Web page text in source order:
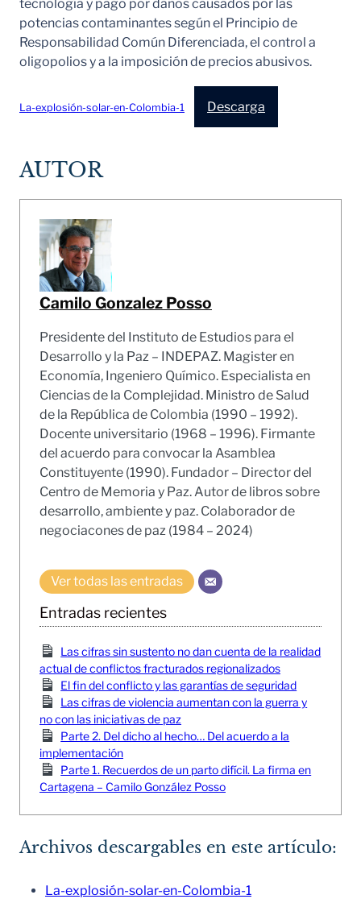
tecnología y pago por daños causados por las
potencias contaminantes según el Principio de
Responsabilidad Común Diferenciada, el control a
oligopolios y a la imposición de precios abusivos.
La-explosión-solar-en-Colombia-1 Descarga
AUTOR
Camilo Gonzalez Posso
Presidente del Instituto de Estudios para el
Desarrollo y la Paz – INDEPAZ. Magister en
Economía, Ingeniero Químico. Especialista en
Ciencias de la Complejidad. Ministro de Salud
de la República de Colombia (1990 – 1992).
Docente universitario (1968 – 1996). Firmante
del acuerdo para convocar la Asamblea
Constituyente (1990). Fundador – Director del
Centro de Memoria y Paz. Autor de libros sobre
desarrollo, ambiente y paz. Colaborador de
negociacones de paz (1984 – 2024)
Ver todas las entradas
Entradas recientes
Las cifras sin sustento no dan cuenta de la realidad
actual de conflictos fracturados regionalizados
El fin del conflicto y las garantías de seguridad
Las cifras de violencia aumentan con la guerra y
no con las iniciativas de paz
Parte 2. Del dicho al hecho… Del acuerdo a la
implementación
Parte 1. Recuerdos de un parto difícil. La firma en
Cartagena – Camilo González Posso
Archivos descargables en este artículo:
La-explosión-solar-en-Colombia-1